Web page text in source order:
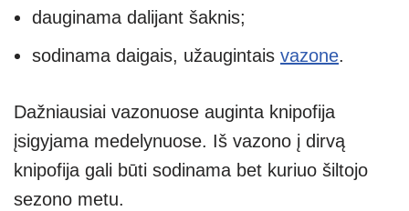
dauginama dalijant šaknis;
sodinama daigais, užaugintais vazone.
Dažniausiai vazonuose auginta knipofija
įsigyjama medelynuose. Iš vazono į dirvą
knipofija gali būti sodinama bet kuriuo šiltojo
sezono metu.